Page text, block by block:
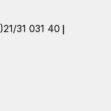
31 031 40 |